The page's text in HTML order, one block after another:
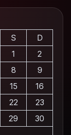
S
D
1
2
8
9
15
16
22
23
29
30